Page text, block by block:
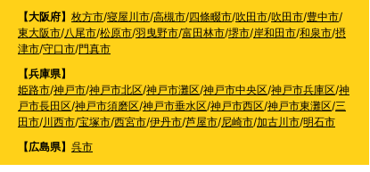
【大阪府】 枚方市/寝屋川市/高槻市/四條畷市/吹田市/吹田市/豊中市/
東大阪市/八尾市/松原市/羽曳野市/富田林市/堺市/岸和田市/和泉市/摂
津市/守口市/門真市
【兵庫県】
姫路市/神戸市/神戸市北区/神戸市灘区/神戸市中央区/神戸市兵庫区/神
戸市長田区/神戸市須磨区/神戸市垂水区/神戸市西区/神戸市東灘区/三
田市/川西市/宝塚市/西宮市/伊丹市/芦屋市/尼崎市/加古川市/明石市
【広島県】 呉市